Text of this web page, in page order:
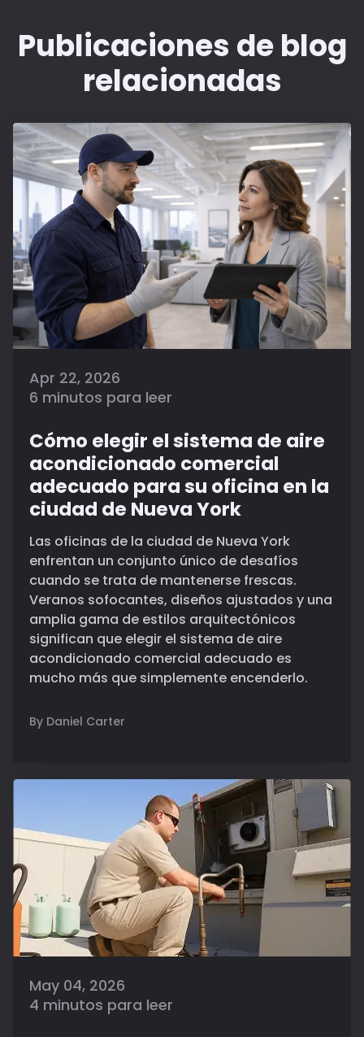
Publicaciones de blog
relacionadas
Apr 22, 2026
6 minutos para leer
Cómo elegir el sistema de aire
acondicionado comercial
adecuado para su oficina en la
ciudad de Nueva York
Las oficinas de la ciudad de Nueva York
enfrentan un conjunto único de desafíos
cuando se trata de mantenerse frescas.
Veranos sofocantes, diseños ajustados y una
amplia gama de estilos arquitectónicos
significan que elegir el sistema de aire
acondicionado comercial adecuado es
mucho más que simplemente encenderlo.
By Daniel Carter
May 04, 2026
4 minutos para leer